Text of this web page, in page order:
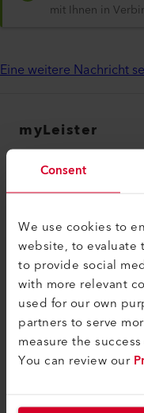
Consent
We use cookies to
website, to evaluate
to provide social
with more relevant
used for our own
partners to serve
measure the
You can review our
mit Ihnen in
Eine weitere Nachricht
myLeister
myLeister Account
Academy
Services
myLeister Apps
Rechtliches
Kontakt
Händler finden
AGB - Allgemeine
Datenschutzerklärung